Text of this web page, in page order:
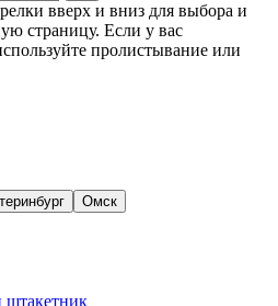
вверх и вниз для выбора и
страницу. Если у вас
пролистывание или
Омск
штакетник